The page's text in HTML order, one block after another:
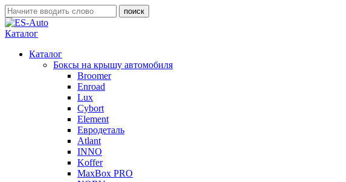
Каталог
Каталог
Боксы на крышу автомобиля
Broomer
Enroad
Lux
Cybort
Element
Евродеталь
Atlant
INNO
Koffer
MaxBox PRO